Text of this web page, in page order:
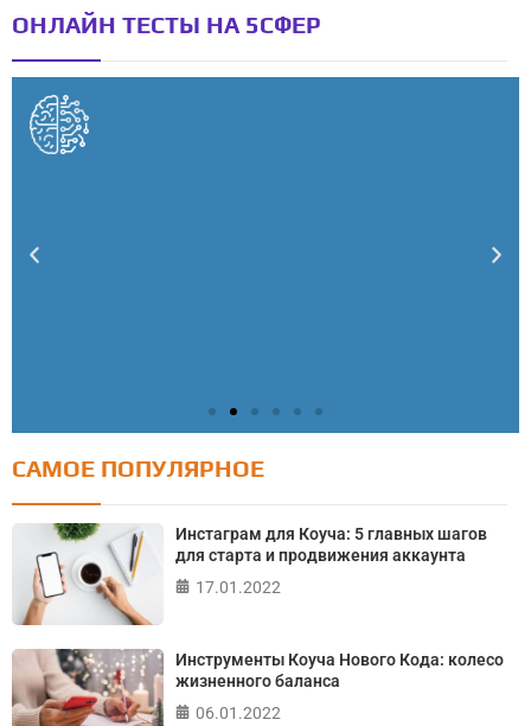
ОНЛАЙН ТЕСТЫ НА 5СФЕР
Тест: Как я контролирую свою жизнь?
Онлайн тест на основе шкалы локуса контроля
Джулиана Роттера
САМОЕ ПОПУЛЯРНОЕ
Инстаграм для Коуча: 5 главных шагов
для старта и продвижения аккаунта
17.01.2022
Инструменты Коуча Нового Кода: колесо
жизненного баланса
06.01.2022